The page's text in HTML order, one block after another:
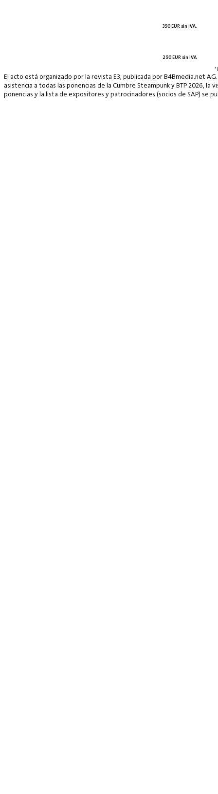
390 EUR sin IVA.
290 EUR sin IVA
El acto está organizado por la revista E3, publicada por B4Bmedia.net
asistencia a todas las ponencias de la Cumbre Steampunk y BTP 2026,
ponencias y la lista de expositores y patrocinadores (socios de SAP) se